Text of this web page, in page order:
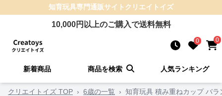
知育玩具専門通販サイト クリエイトイズ
10,000円以上のご購入で送料無料
0 0
新着商品 商品を検索 人気ランキング
クリエイトイズ TOP › 6歳の一覧 › 知育玩具 積み重ねカップ バ